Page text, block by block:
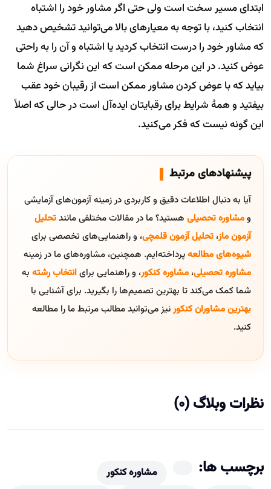
ابتدای مسیر سخت است ولی حتی اگر مشاور خود را اشتباه
انتخاب کنید، با توجه به معیارهای بالا می‌توانید تشخیص دهید
که مشاور خود را درست انتخاب کردید یا اشتباه و آن را به راحتی
عوض کنید. در این مرحله ممکن است که این نگرانی سراغ شما
بیاید که با عوض کردن مشاور ممکن است از رقیبان خود عقب
بیفتید و همۀ شرایط برای رقبایتان ایده‌آل است در حالی که اصلاً
این گونه نیست که فکر می‌کنید.
پیشنهادهای مرتبط
آیا به دنبال اطلاعات دقیق و کاربردی در زمینه آزمون‌های آزمایشی
ومشاوره تحصیلی هستید؟ ما در مقالات مختلفی مانندتحلیل
آزمون ماز، تحلیل آزمون قلمچی، و راهنمایی‌های تخصصی برای
شیوه‌های مطالعهپرداخته‌ایم. همچنین، مشاوره‌های ما در زمینه
مشاوره تحصیلی، مشاوره کنکور، و راهنمایی برایانتخاب رشته به
شما کمک می‌کند تا بهترین تصمیم‌ها را بگیرید. برای آشنایی با
بهترین مشاوران کنکورنیز می‌توانید مطالب مرتبط ما را مطالعه
کنید.
نظرات وبلاگ (0)
برچسب ها:
مشاوره کنکور